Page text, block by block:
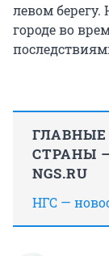
левом берегу.
городе во
СТРАНЫ
NGS.RU
НГС —